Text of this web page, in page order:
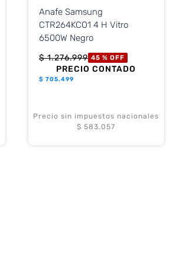
Anafe Samsung
CTR264KCO1 4 H Vitro
6500W Negro
$ 1.276.999 45 % OFF
PRECIO CONTADO
$705.499
Precio sin impuestos nacionales
$ 583.057